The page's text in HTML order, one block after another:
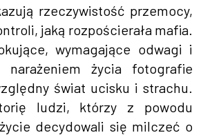
rzeczywistość przemocy,
jaką rozpościerała mafia.
wymagające odwagi i
narażeniem życia fotografie
świat ucisku i strachu.
ludzi, którzy z powodu
decydowali się milczeć o